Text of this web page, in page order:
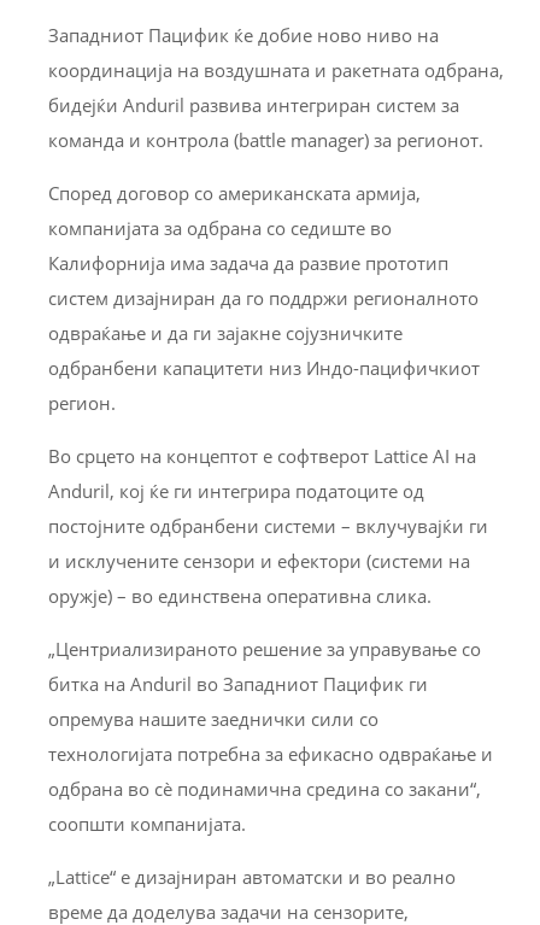
Западниот Пацифик ќе добие ново ниво на
координација на воздушната и ракетната одбрана,
бидејќи Anduril развива интегриран систем за
команда и контрола (battle manager) за регионот.
Според договор со американската армија,
компанијата за одбрана со седиште во
Калифорнија има задача да развие прототип
систем дизајниран да го поддржи регионалното
одвраќање и да ги зајакне сојузничките
одбранбени капацитети низ Индо-пацифичкиот
регион.
Во срцето на концептот е софтверот Lattice AI на
Anduril, кој ќе ги интегрира податоците од
постојните одбранбени системи – вклучувајќи ги
и исклучените сензори и ефектори (системи на
оружје) – во единствена оперативна слика.
„Центриализираното решение за управување со
битка на Anduril во Западниот Пацифик ги
опремува нашите заеднички сили со
технологијата потребна за ефикасно одвраќање и
одбрана во сè подинамична средина со закани“,
соопшти компанијата.
„Lattice“ е дизајниран автоматски и во реално
време да доделува задачи на сензорите,